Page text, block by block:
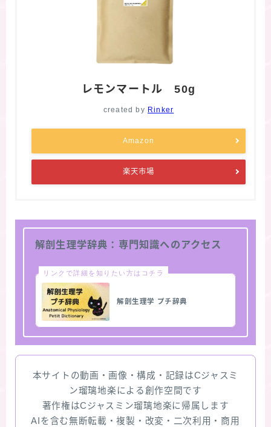
レモンマートル 50g
created by Rinker
Amazon
楽天市場
解剖生理学辞典：専門知識へのアクセス
リンクで詳細を知りたい方はコチラ
解剖生理学 プチ辞典
本サイトの動画・画像・構成・記録はCジャスミ
ン瑠璃地楽による創作空間です
著作権はCジャスミン瑠璃地楽に帰属します
AIを含む無断転載・複製・改変・二次利用・商用